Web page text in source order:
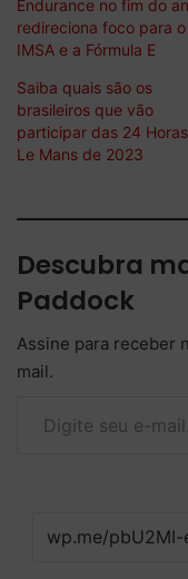
Endurance no fim do
redireciona foco para o
IMSA e a Fórmula E
Saiba quais são os
brasileiros que vão
participar das 24
Le Mans de 2023
Descubra
Paddock
Assine para receber
mail.